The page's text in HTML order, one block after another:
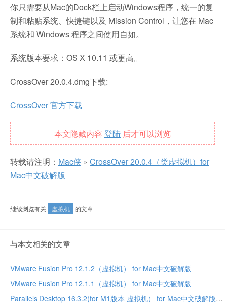
你只需要从Mac的Dock栏上启动Windows程序，统一的复
制和粘贴系统、快捷键以及 Mission Control，让您在 Mac
系统和 Windows 程序之间使用自如。
系统版本要求：OS X 10.11 或更高。
CrossOver 20.0.4.dmg下载:
CrossOver 官方下载
本文隐藏内容 登陆 后才可以浏览
转载请注明： Mac侠 » CrossOver 20.0.4（类虚拟机）for
Mac中文破解版
继续浏览有关 虚拟机 的文章
与本文相关的文章
VMware Fusion Pro 12.1.2（虚拟机） for Mac中文破解版
VMware Fusion Pro 12.1.1（虚拟机） for Mac中文破解版
Parallels Desktop 16.3.2(for M1版本 虚拟机） for Mac中文破解版